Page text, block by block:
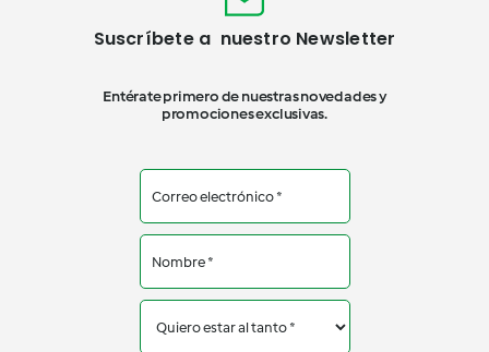
Suscríbete a nuestro Newsletter
Entérate primero de nuestras novedades y
promociones exclusivas.